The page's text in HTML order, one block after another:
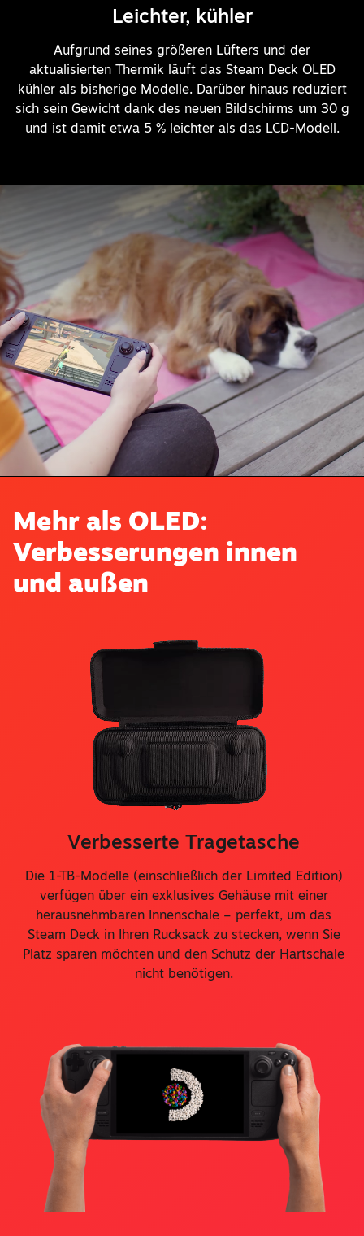
Leichter, kühler
Aufgrund seines größeren Lüfters und der
aktualisierten Thermik läuft das Steam Deck OLED
kühler als bisherige Modelle. Darüber hinaus reduziert
sich sein Gewicht dank des neuen Bildschirms um 30 g
und ist damit etwa 5 % leichter als das LCD-Modell.
Mehr als OLED:
Verbesserungen innen
und außen
Verbesserte Tragetasche
Die 1-TB-Modelle (einschließlich der Limited Edition)
verfügen über ein exklusives Gehäuse mit einer
herausnehmbaren Innenschale – perfekt, um das
Steam Deck in Ihren Rucksack zu stecken, wenn Sie
Platz sparen möchten und den Schutz der Hartschale
nicht benötigen.